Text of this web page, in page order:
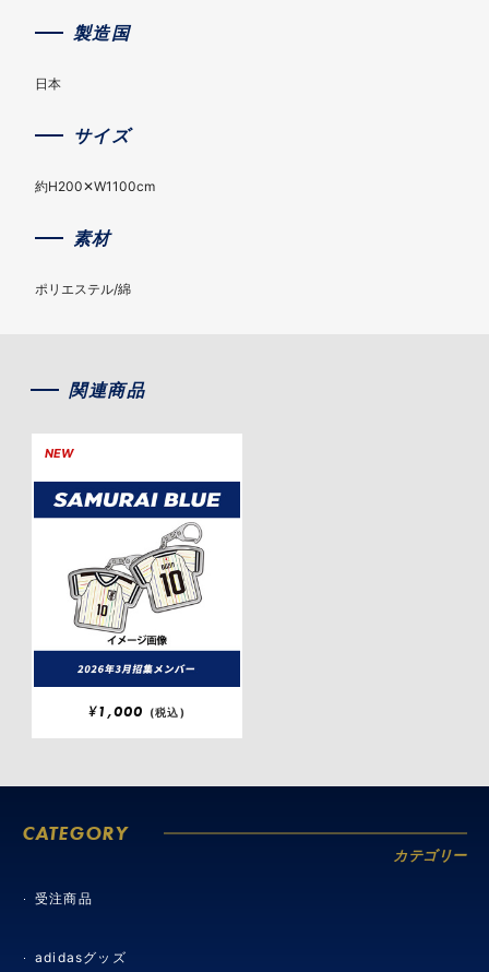
製造国
日本
サイズ
約H200✕W1100cm
素材
ポリエステル/綿
関連商品
NEW
¥1,000 (税込)
CATEGORY
カテゴリー
受注商品
adidasグッズ